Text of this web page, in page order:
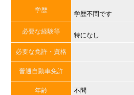
学歴
学歴不問です
必要な経験等
特になし
必要な免許・資格
普通自動車免許
年齢 不問